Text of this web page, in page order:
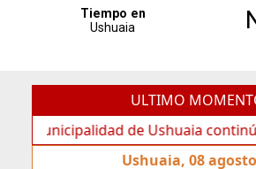
ULTIMO
de Ushuaia continúa con
Ushuaia, 08